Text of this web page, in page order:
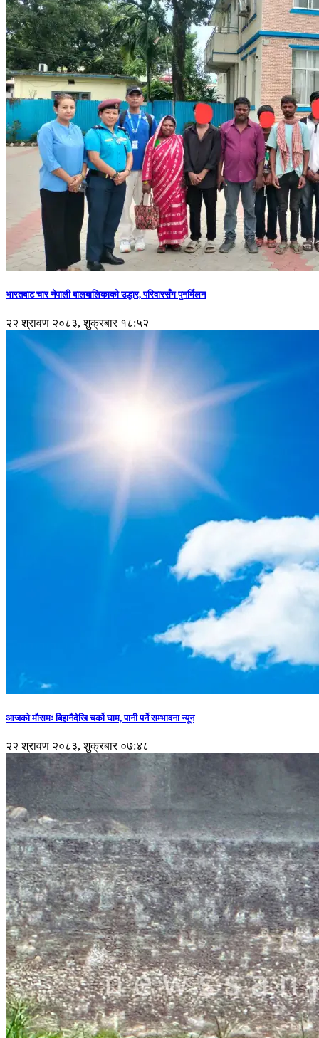
भारतबाट चार नेपाली बालबालिकाको उद्धार, परिवारसँग पुनर्मिलन
२२ श्रावण २०८३, शुक्रबार १८:५२
आजको मौसमः बिहानैदेखि चर्को घाम, पानी पर्ने सम्भावना न्यून
२२ श्रावण २०८३, शुक्रबार ०७:४८